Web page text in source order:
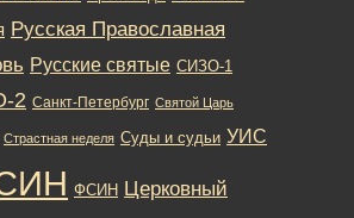
Русская Православная
Русские святые СИЗО-1
2 Санкт-Петербург Святой Царь
Страстная неделя Суды и судьи УИС
ФСИН Церковный